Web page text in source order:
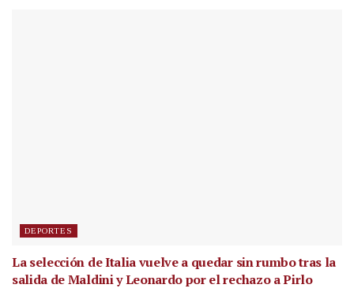
DEPORTES
La selección de Italia vuelve a quedar sin rumbo tras la
salida de Maldini y Leonardo por el rechazo a Pirlo